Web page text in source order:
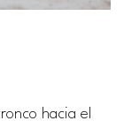
hacia el